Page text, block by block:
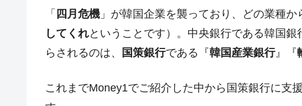
『Money1』 韓国･帰ってきた李在明。李在明を支持しな
『Money1』
韓国大統領府ボンクラ政策室長が告発され
『Money1』 中国だけが鉄鋼輸出を異常増加させる ⇒ 中
「 四月危機 」が韓国企業を襲っており、どの業種
してくれということです）。中央銀行である韓国
らされるのは、
国策銀行である『韓国産業銀行』『
これまでMoney1でご紹介した中から国策銀行に支